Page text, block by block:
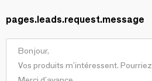
pages.leads.request.message